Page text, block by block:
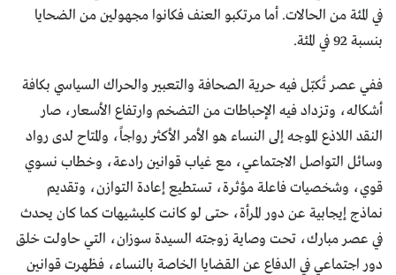
في المئة من الحالات. أما مرتكبو العنف فكانوا مجهولين من الضحايا
بنسبة 92 في المئة.
ففي عصر تُكبّل فيه حرية الصحافة والتعبير والحراك السياسي بكافة
أشكاله، وتزداد فيه الإحباطات من التضخم وارتفاع الأسعار، صار
النقد اللاذع الموجه إلى النساء هو الأمر الأكثر رواجاً، والمتاح لدى رواد
وسائل التواصل الاجتماعي، مع غياب قوانين رادعة، وخطاب نسوي
قوي، وشخصيات فاعلة مؤثرة، تستطيع إعادة التوازن، وتقديم
نماذج إيجابية عن دور المرأة، حتى لو كانت كليشيهات كما كان يحدث
في عصر مبارك، تحت وصاية زوجته السيدة سوزان، التي حاولت خلق
دور اجتماعي في الدفاع عن القضايا الخاصة بالنساء، فظهرت قوانين